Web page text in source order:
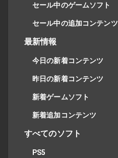
セール中のゲームソフト
セール中の追加コンテンツ
最新情報
今日の新着コンテンツ
昨日の新着コンテンツ
新着ゲームソフト
新着追加コンテンツ
すべてのソフト
PS5